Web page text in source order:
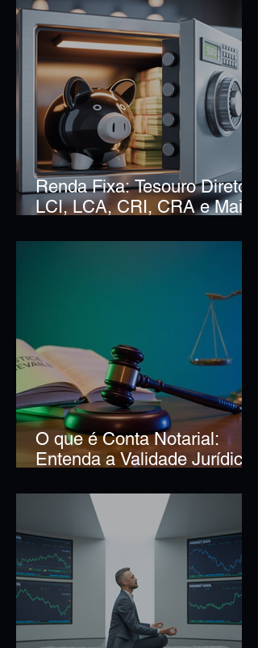
Renda Fixa: Tesouro Direto,
LCI, LCA, CRI, CRA e Mais
O que é Conta Notarial:
Entenda a Validade Jurídica